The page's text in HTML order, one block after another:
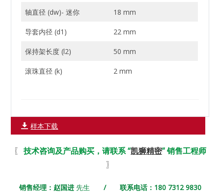
轴直径 (dw)- 迷你 18 mm
导套内径 (d1) 22 mm
保持架长度 (l2) 50 mm
滚珠直径 (k) 2 mm
样本下载
〖 技术咨询及产品购买，请联系 “凯狮精密” 销售工程师
〗
销售经理：赵国进 先生 / 联系电话：180 7312 9830